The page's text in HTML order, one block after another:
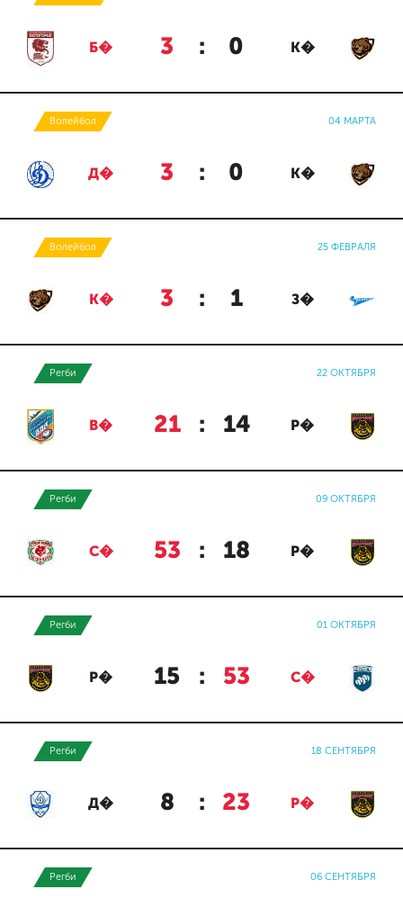
Б� 3 : 0 К�
Волейбол 04 МАРТА
Д� 3 : 0 К�
Волейбол 25 ФЕВРАЛЯ
К� 3 : 1 З�
Регби 22 ОКТЯБРЯ
В� 21 : 14 Р�
Регби 09 ОКТЯБРЯ
С� 53 : 18 Р�
Регби 01 ОКТЯБРЯ
Р� 15 : 53 С�
Регби 18 СЕНТЯБРЯ
Д� 8 : 23 Р�
Регби 06 СЕНТЯБРЯ